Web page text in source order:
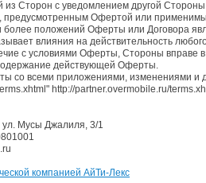
Сторон с уведомлением другой
предусмотренным Офертой или
более положений Оферты или Договора
влияния на действительность
с условиями Оферты, Стороны вправе
действующей Оферты.
со всеми приложениями, изменениями и
http://partner.overmobile.ru/
ул. Мусы Джалиля, 3/1
компанией АйТи-Лекс